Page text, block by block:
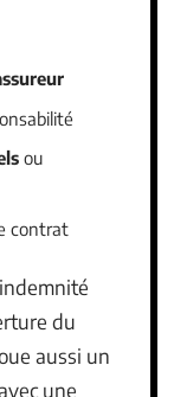
ou
contrat
du
aussi un
une